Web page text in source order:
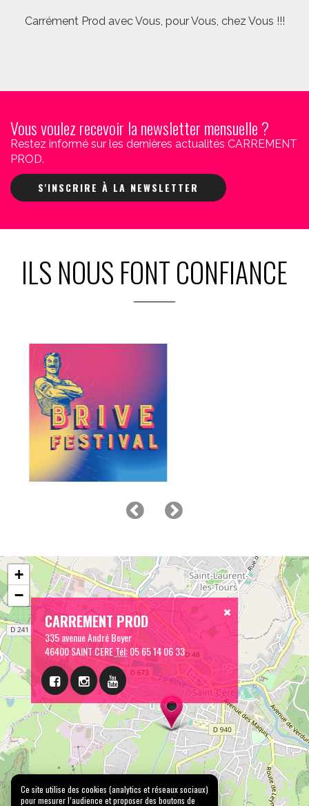
Carrément Prod avec Vous, pour Vous, chez Vous !!!
Vous voulez recevoir la newsletter mensuelle ?
Restez informé sur les dernières actualités CARREMENT
PROD.
S'INSCRIRE À LA NEWSLETTER
ILS NOUS FONT CONFIANCE
CARREMENT PROD
335 avenue André Boyer
46400 SAINT CERETél:05 65 14 06 33
+
−
Ce site utilise des cookies (analytics et réseaux sociaux)
pour mesurer l’audience et proposer des boutons de